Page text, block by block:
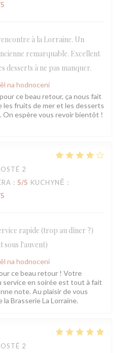
à la Lorraine. Un
remarquable. Excellent
desserts à ne pas manquer.
na hodnocení
ce beau retour, ça nous fait
les fruits de mer et les desserts
espère vous revoir bientôt !
2
: 5/5 KUCHYNĚ :
rapide (trop au dîner ?)
sous l'auvent)
na hodnocení
ce beau retour ! Votre
service en soirée est tout à fait
note. Au plaisir de vous
Brasserie La Lorraine.
2